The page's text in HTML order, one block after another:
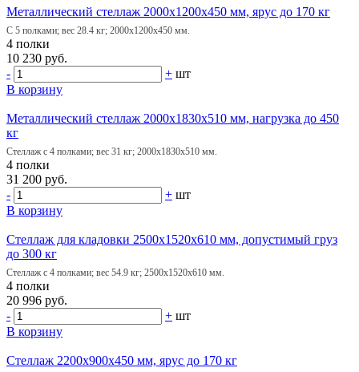
Металлический стеллаж 2000х1200х450 мм, ярус до 170 кг
С 5 полками; вес 28.4 кг; 2000х1200х450 мм.
4 полки
10 230 руб.
-
+ шт
В корзину
Металлический стеллаж 2000х1830х510 мм, нагрузка до 450
кг
Стеллаж с 4 полками; вес 31 кг; 2000х1830х510 мм.
4 полки
31 200 руб.
-
+ шт
В корзину
Стеллаж для кладовки 2500х1520х610 мм, допустимый груз
до 300 кг
Стеллаж с 4 полками; вес 54.9 кг; 2500х1520х610 мм.
4 полки
20 996 руб.
-
+ шт
В корзину
Стеллаж 2200х900х450 мм, ярус до 170 кг